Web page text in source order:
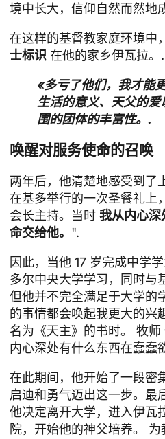
境中长大，信仰自然而然地
在这样的基督教家庭环境中
士标识 在他的家乡伊瓦拉。.
«多亏了他们，我才能
生活的意义、天父的
围的团体的丰富性。.
唤醒对服务使命的召唤
两年后，他清楚地感受到了
在基多举行的一次圣餐礼上
会长主持。当时 我从内心深
命交给他。 ".
因此，当他 17 岁完成中学
多尔中央大学学习，同时与
但他并不完全满足于大学的
的事情都会唤起我更大的兴
名为《天主》的书时。 牧师
内心深处有什么东西在蠢蠢
在此期间，他开始了一段密
启迪和勇气迈出这一步。最
他决定离开大学，进入伊瓦
院，开始他的神父培养。 为